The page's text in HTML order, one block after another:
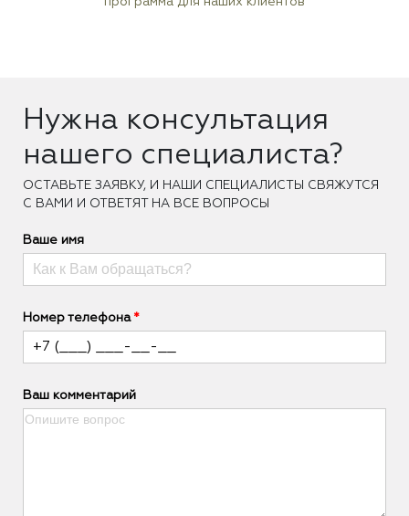
Нужна консультация
нашего специалиста?
ОCТАВЬТЕ ЗАЯВКУ, И НАШИ СПЕЦИАЛИСТЫ СВЯЖУТСЯ
С ВАМИ И ОТВЕТЯТ НА ВСЕ ВОПРОСЫ
Ваше имя
Номер телефона
Ваш комментарий